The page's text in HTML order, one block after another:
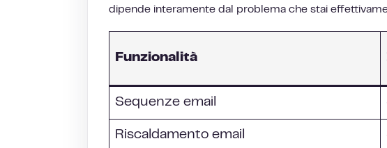
dipende interamente dal problema che stai
Funzionalità
Sequenze email
Riscaldamento email